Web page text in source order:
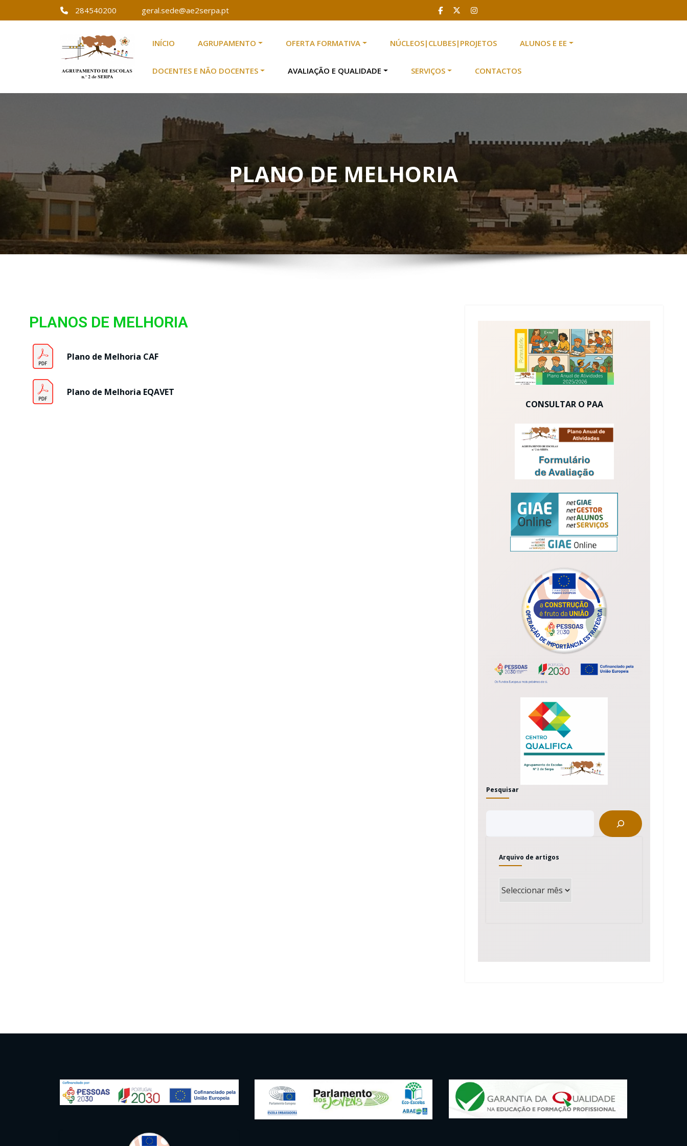
284540200 geral.sede@ae2serpa.pt
Agrupamento de Escolas n.º 2 de Serpa
INÍCIO AGRUPAMENTO OFERTA FORMATIVA NÚCLEOS|CLUBES|PROJETOS ALUNOS E EE
DOCENTES E NÃO DOCENTES AVALIAÇÃO E QUALIDADE SERVIÇOS CONTACTOS
PLANO DE MELHORIA
PLANOS DE MELHORIA
Plano de Melhoria CAF
Plano de Melhoria EQAVET
CONSULTAR O PAA
Pesquisar
Arquivo de artigos